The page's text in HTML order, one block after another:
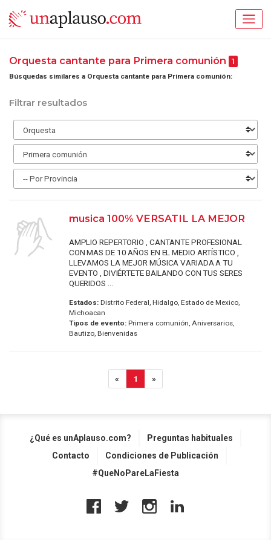
Orquesta cantante para Primera comunión 1
Búsquedas similares a Orquesta cantante para Primera comunión:
Filtrar resultados
musica 100% VERSATIL LA MEJOR
AMPLIO REPERTORIO , CANTANTE PROFESIONAL
CON MAS DE 10 AÑOS EN EL MEDIO ARTÍSTICO ,
LLEVAMOS LA MEJOR MÚSICA VARIADA A TU
EVENTO , DIVIÉRTETE BAILANDO CON TUS SERES
QUERIDOS ...
Estados:Distrito Federal, Hidalgo, Estado de Mexico,
Michoacan
Tipos de evento:Primera comunión, Aniversarios,
Bautizo, Bienvenidas
« 1 »
¿Qué es unAplauso.com?
Preguntas habituales
Contacto
Condiciones de Publicación
#QueNoPareLaFiesta